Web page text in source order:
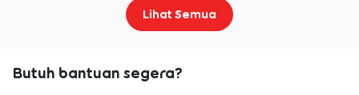
Lihat Semua
Butuh bantuan segera?